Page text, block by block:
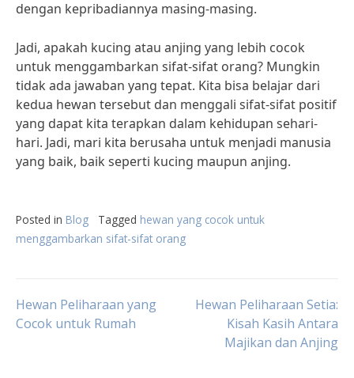
dengan kepribadiannya masing-masing.
Jadi, apakah kucing atau anjing yang lebih cocok
untuk menggambarkan sifat-sifat orang? Mungkin
tidak ada jawaban yang tepat. Kita bisa belajar dari
kedua hewan tersebut dan menggali sifat-sifat positif
yang dapat kita terapkan dalam kehidupan sehari-
hari. Jadi, mari kita berusaha untuk menjadi manusia
yang baik, baik seperti kucing maupun anjing.
Posted in Blog Tagged hewan yang cocok untuk
menggambarkan sifat-sifat orang
Post
Hewan Peliharaan yang
Cocok untuk Rumah
Hewan Peliharaan Setia:
Kisah Kasih Antara
Majikan dan Anjing